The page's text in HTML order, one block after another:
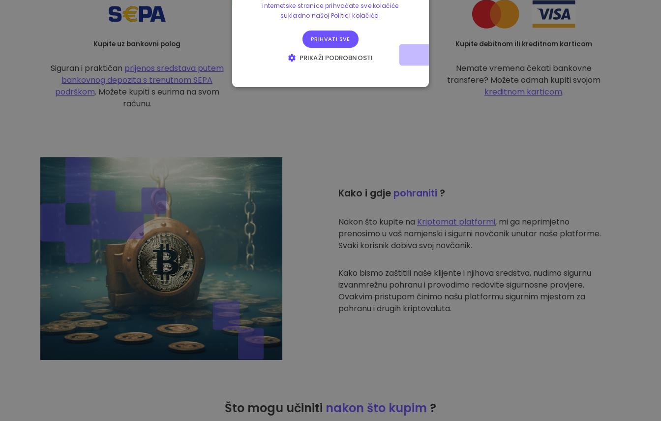
Kupite uz bankovni polog
Siguran i praktičan prijenos sredstava putem
bankovnog depozita s trenutnom SEPA
podrškom. Možete kupiti s eurima na svom
računu.
Kupite debitnom ili kreditnom karticom
Nemate vremena čekati bankovne
transfere? Možete odmah kupiti svojom
kreditnom karticom.
Kako i gdje pohraniti ?
Nakon što kupite na Kriptomat platformi, mi ga neprimjetno
prenosimo u vaš namjenski i sigurni novčanik unutar naše platforme.
Svaki korisnik dobiva svoj novčanik.
Kako bismo zaštitili naše klijente i njihova sredstva, nudimo sigurnu
izvanmrežnu pohranu i provodimo redovite sigurnosne provjere.
Ovakvim pristupom činimo našu platformu sigurnim mjestom za
pohranu i drugih kriptovaluta.
Što mogu učiniti nakon što kupim ?
internetske stranice prihvaćate sve kolačiće
sukladno našoj Politici kolačića.
PRIHVATI SVE
PRIKAŽI PODROBNOSTI